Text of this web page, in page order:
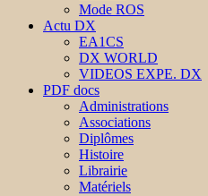
Mode ROS
Actu DX
EA1CS
DX WORLD
VIDEOS EXPE. DX
PDF docs
Administrations
Associations
Diplômes
Histoire
Librairie
Matériels